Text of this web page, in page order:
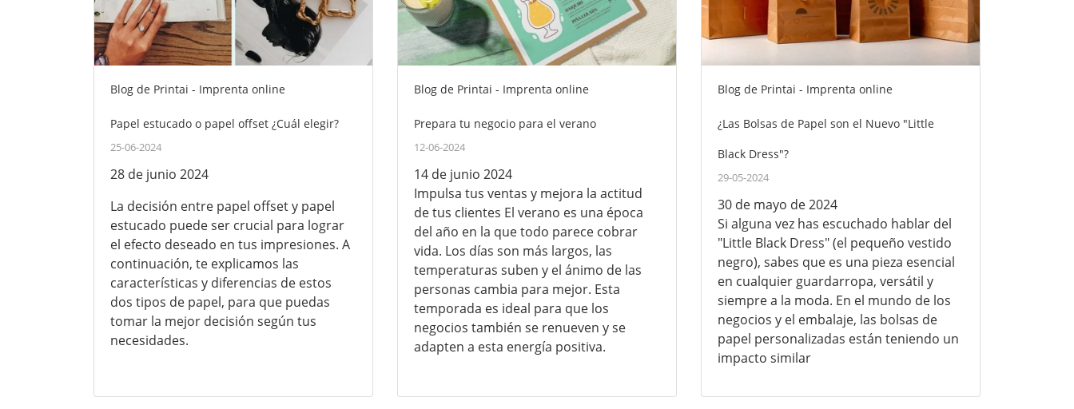
Blog de Printai - Imprenta online
Papel estucado o papel offset ¿Cuál elegir?
25-06-2024
28 de junio 2024
La decisión entre papel offset y papel
estucado puede ser crucial para lograr
el efecto deseado en tus impresiones. A
continuación, te explicamos las
características y diferencias de estos
dos tipos de papel, para que puedas
tomar la mejor decisión según tus
necesidades.
Blog de Printai - Imprenta online
Prepara tu negocio para el verano
12-06-2024
14 de junio 2024
Impulsa tus ventas y mejora la actitud
de tus clientes El verano es una época
del año en la que todo parece cobrar
vida. Los días son más largos, las
temperaturas suben y el ánimo de las
personas cambia para mejor. Esta
temporada es ideal para que los
negocios también se renueven y se
adapten a esta energía positiva.
Blog de Printai - Imprenta online
¿Las Bolsas de Papel son el Nuevo "Little
Black Dress"?
29-05-2024
30 de mayo de 2024
Si alguna vez has escuchado hablar del
"Little Black Dress" (el pequeño vestido
negro), sabes que es una pieza esencial
en cualquier guardarropa, versátil y
siempre a la moda. En el mundo de los
negocios y el embalaje, las bolsas de
papel personalizadas están teniendo un
impacto similar